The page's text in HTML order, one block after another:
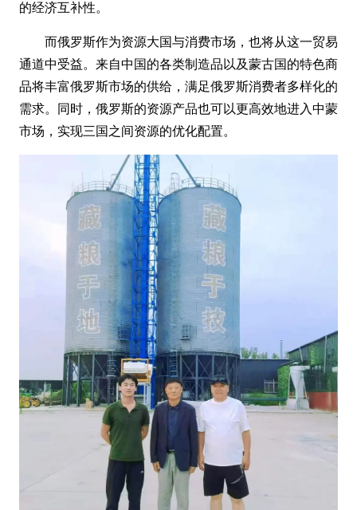
的经济互补性。
而俄罗斯作为资源大国与消费市场，也将从这一贸易
通道中受益。来自中国的各类制造品以及蒙古国的特色商
品将丰富俄罗斯市场的供给，满足俄罗斯消费者多样化的
需求。同时，俄罗斯的资源产品也可以更高效地进入中蒙
市场，实现三国之间资源的优化配置。